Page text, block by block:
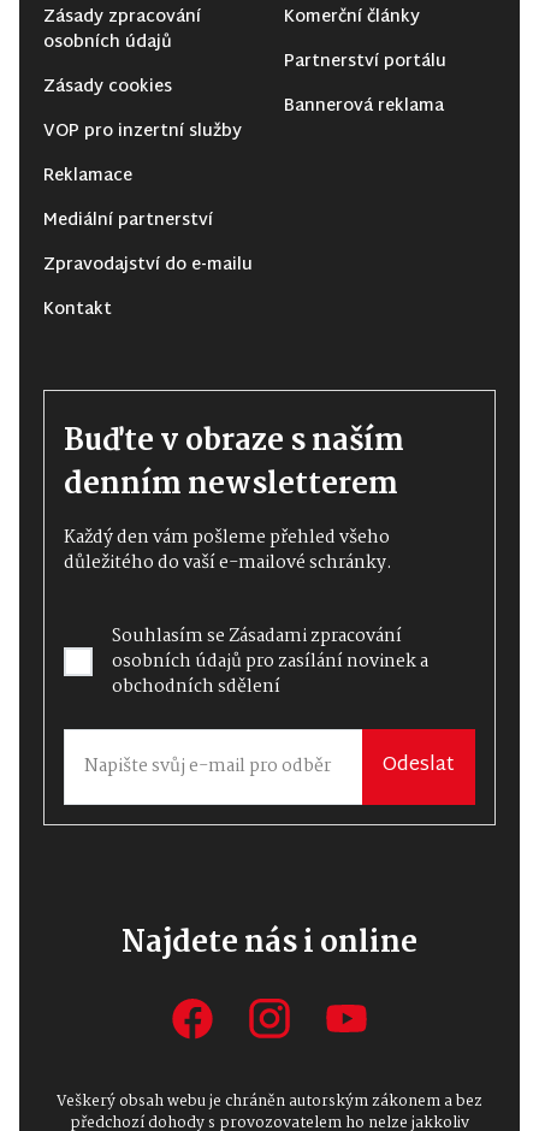
Zásady zpracování
osobních údajů
Zásady cookies
VOP pro inzertní služby
Reklamace
Mediální partnerství
Zpravodajství do e-mailu
Kontakt
Komerční články
Partnerství portálu
Bannerová reklama
Buďte v obraze s naším
denním newsletterem
Každý den vám pošleme přehled všeho
důležitého do vaší e-mailové schránky.
Souhlasím seZásadami zpracování
osobních údajůpro zasílání novinek a
obchodních sdělení
Odeslat
Najdete nás i online
Veškerý obsah webu je chráněn autorským zákonem a bez
předchozí dohody s provozovatelem ho nelze jakkoliv